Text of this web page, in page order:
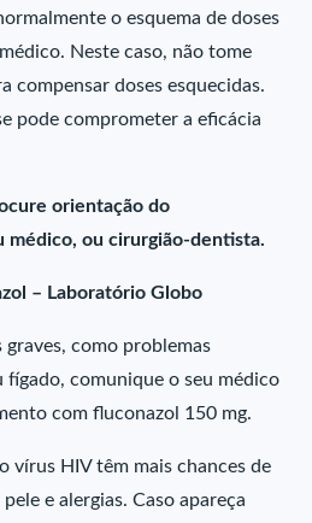
o esquema de doses
Neste caso, não tome
compensar doses esquecidas.
pode comprometer a eficácia
orientação do
médico, ou cirurgião-dentista.
– Laboratório Globo
graves, como problemas
fígado, comunique o seu médico
com fluconazol 150 mg.
vírus HIV têm mais chances de
e alergias. Caso apareça